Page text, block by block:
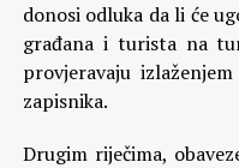
donosi odluka da li će
građana i turista na
provjeravaju
zapisnika.
Drugim riječima,